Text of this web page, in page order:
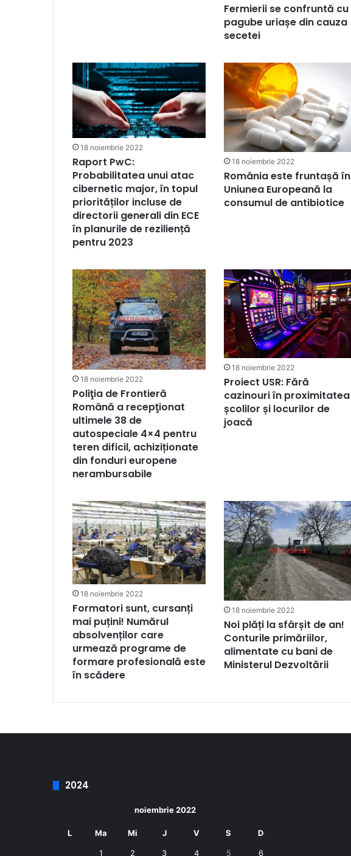
Fermierii se confruntă cu
pagube uriașe din cauza
secetei
18 noiembrie 2022
Raport PwC:
Probabilitatea unui atac
cibernetic major, în topul
priorităților incluse de
directorii generali din ECE
în planurile de reziliență
pentru 2023
18 noiembrie 2022
România este fruntașă în
Uniunea Europeană la
consumul de antibiotice
18 noiembrie 2022
Poliţia de Frontieră
Română a recepţionat
ultimele 38 de
autospeciale 4×4 pentru
teren dificil, achiziționate
din fonduri europene
nerambursabile
18 noiembrie 2022
Proiect USR: Fără
cazinouri în proximitatea
școlilor și locurilor de
joacă
18 noiembrie 2022
Formatori sunt, cursanți
mai puțini! Numărul
absolvenților care
urmează programe de
formare profesională este
în scădere
18 noiembrie 2022
Noi plăți la sfârșit de an!
Conturile primăriilor,
alimentate cu bani de
Ministerul Dezvoltării
2024
noiembrie 2022
L Ma Mi J V S D
1 2 3 4 5 6